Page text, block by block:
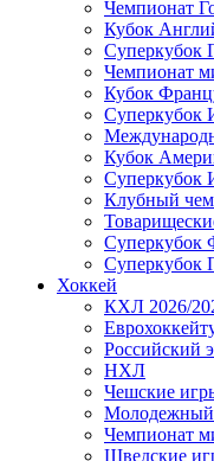
Чемпионат
Кубок
Суперкубок
Чемпионат
Кубок
Суперкубок
Кубок
Суперкубок
Клубный
Суперкубок
Суперкубок
Хоккей
КХЛ 2026/
Российский
НХЛ
Чешские
Молодежный
Чемпионат
Шведские